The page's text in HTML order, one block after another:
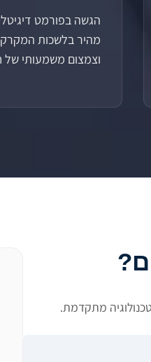
הגשה בפורמט
מהיר בלשכות
וצמצום משמעותי של